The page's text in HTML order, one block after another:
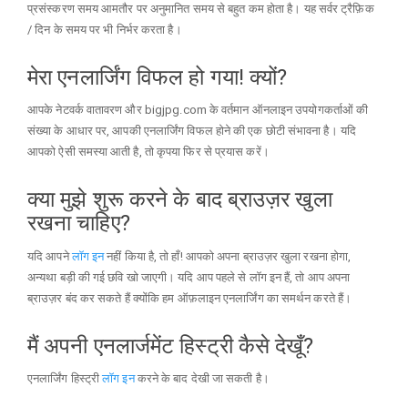
प्रसंस्करण समय आमतौर पर अनुमानित समय से बहुत कम होता है। यह सर्वर ट्रैफ़िक
/ दिन के समय पर भी निर्भर करता है।
मेरा एनलार्जिंग विफल हो गया! क्यों?
आपके नेटवर्क वातावरण और bigjpg.com के वर्तमान ऑनलाइन उपयोगकर्ताओं की
संख्या के आधार पर, आपकी एनलार्जिंग विफल होने की एक छोटी संभावना है। यदि
आपको ऐसी समस्या आती है, तो कृपया फिर से प्रयास करें।
क्या मुझे शुरू करने के बाद ब्राउज़र खुला
रखना चाहिए?
यदि आपनेलॉग इननहीं किया है, तो हाँ! आपको अपना ब्राउज़र खुला रखना होगा,
अन्यथा बड़ी की गई छवि खो जाएगी। यदि आप पहले से लॉग इन हैं, तो आप अपना
ब्राउज़र बंद कर सकते हैं क्योंकि हम ऑफ़लाइन एनलार्जिंग का समर्थन करते हैं।
मैं अपनी एनलार्जमेंट हिस्ट्री कैसे देखूँ?
एनलार्जिंग हिस्ट्रीलॉग इनकरने के बाद देखी जा सकती है।